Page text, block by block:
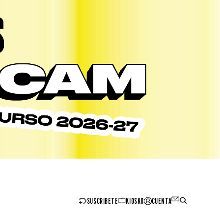
SUSCRIBETE KIOSKO CUENTA